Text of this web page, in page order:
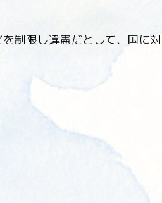
制限し違憲だとして、国に対